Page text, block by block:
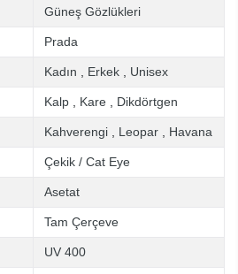
Güneş Gözlükleri
Prada
Kadın Erkek Unisex
Kalp Kare Dikdörtgen
Kahverengi Leopar Havana
Çekik / Cat Eye
Asetat
Tam Çerçeve
UV 400